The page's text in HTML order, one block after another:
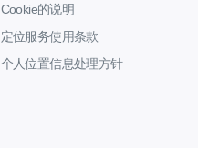
Cookie的说明
定位服务使用条款
个人位置信息处理方针